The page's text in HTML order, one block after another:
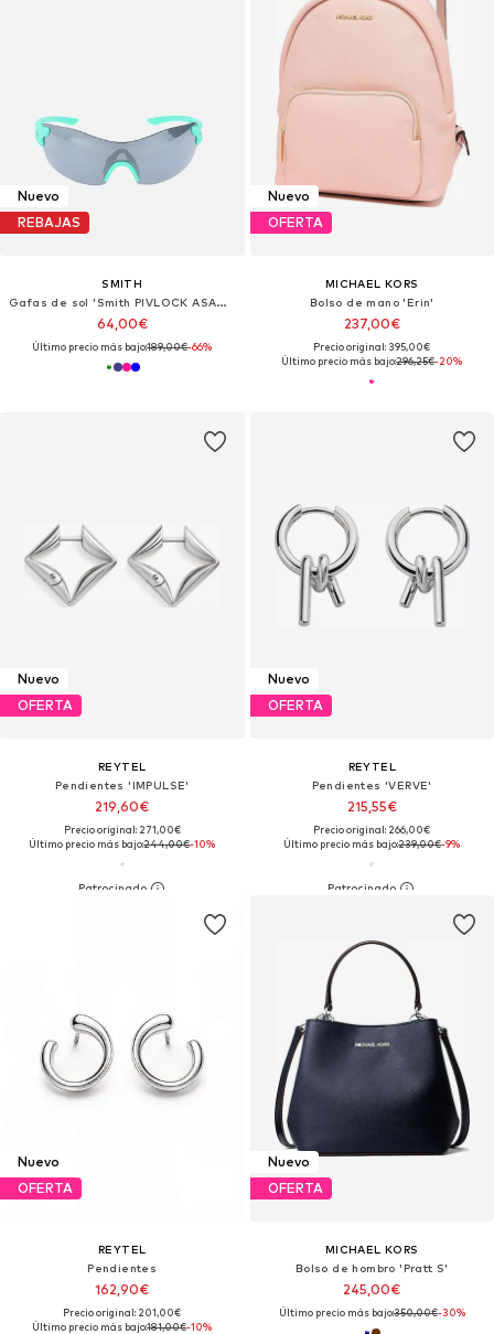
Nuevo
REBAJAS
SMITH
Gafas de sol 'Smith PIVLOCK ASANA/N Blue 99/1/125 Women Sunglasses'
64,00€
Último precio más bajo:189,00€-66%
Nuevo
OFERTA
MICHAEL KORS
Bolso de mano 'Erin'
237,00€
Precio original: 395,00€
Último precio más bajo:296,25€-20%
Nuevo
OFERTA
REYTEL
Pendientes 'IMPULSE'
219,60€
Precio original: 271,00€
Último precio más bajo:244,00€-10%
Nuevo
OFERTA
REYTEL
Pendientes 'VERVE'
215,55€
Precio original: 266,00€
Último precio más bajo:239,00€-9%
Nuevo
OFERTA
REYTEL
Pendientes
162,90€
Precio original: 201,00€
Último precio más bajo:181,00€-10%
Nuevo
OFERTA
MICHAEL KORS
Bolso de hombro 'Pratt S'
245,00€
Último precio más bajo:350,00€-30%